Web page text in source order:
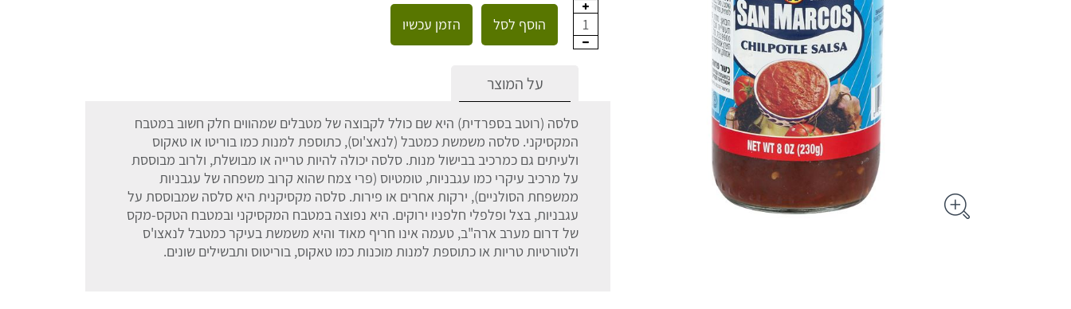
1 הוסף לסל הזמן עכשיו
על המוצר
סלסה (רוטב בספרדית) היא שם כולל לקבוצה של מטבלים שמהווים חלק חשוב במטבח
המקסיקני. סלסה משמשת כמטבל (לנאצ'וס), כתוספת למנות כמו בוריטו או טאקוס
ולעיתים גם כמרכיב בבישול מנות. סלסה יכולה להיות טרייה או מבושלת, ולרוב מבוססת
על מרכיב עיקרי כמו עגבניות, טומטיוס (פרי צמח שהוא קרוב משפחה של עגבניות
ממשפחת הסולניים), ירקות אחרים או פירות. סלסה מקסיקנית היא סלסה שמבוססת על
עגבניות, בצל ופלפלי חלפניו ירוקים. היא נפוצה במטבח המקסיקני ובמטבח הטקס-מקס
של דרום מערב ארה"ב, טעמה אינו חריף מאוד והיא משמשת בעיקר כמטבל לנאצו'ס
ולטורטיות טריות או כתוספת למנות מוכנות כמו טאקוס, בוריטוס ותבשילים שונים.